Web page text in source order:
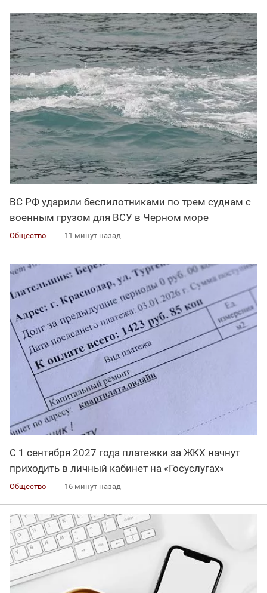
ВС РФ ударили беспилотниками по трем суднам с
военным грузом для ВСУ в Черном море
Общество 11 минут назад
С 1 сентября 2027 года платежки за ЖКХ начнут
приходить в личный кабинет на «Госуслугах»
Общество 16 минут назад